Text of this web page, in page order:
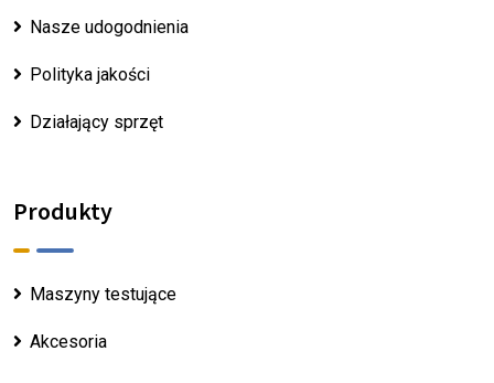
Nasze udogodnienia
Polityka jakości
Działający sprzęt
Produkty
Maszyny testujące
Akcesoria